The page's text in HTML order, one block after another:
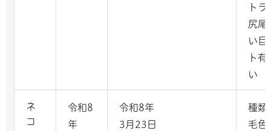
ト
尻尾
い目
ト
い
ネ
コ
令和8
年
令和8年
3月23日
種類
毛色